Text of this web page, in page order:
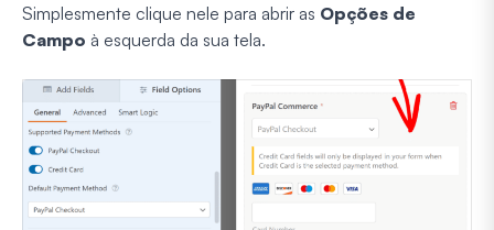
Simplesmente clique nele para abrir as Opções de
Campo à esquerda da sua tela.